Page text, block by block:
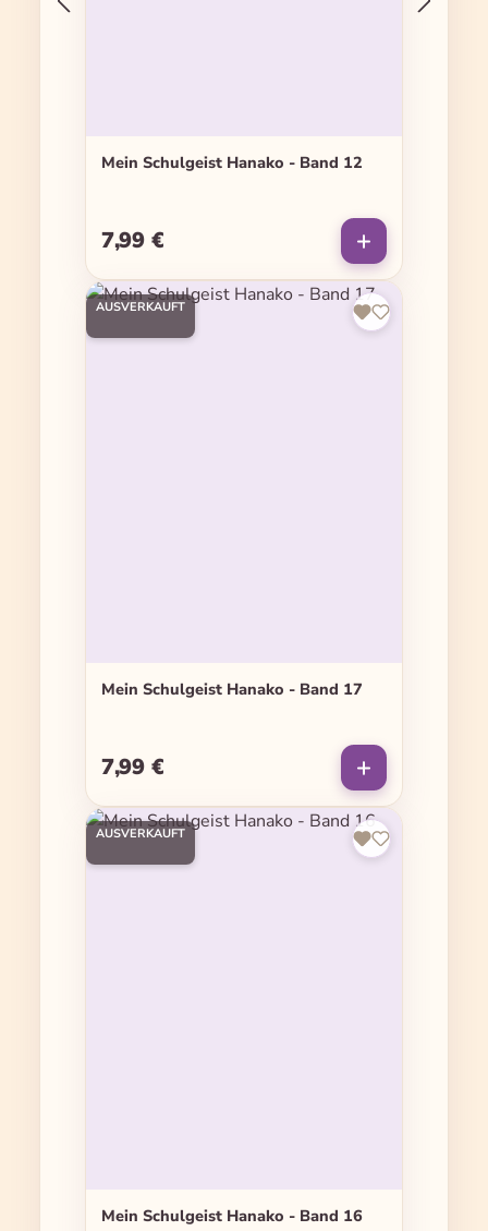
Mein Schulgeist Hanako - Band 12
Regulärer Preis:
7,99 €
AUSVERKAUFT
Mein Schulgeist Hanako - Band 17
Regulärer Preis:
7,99 €
AUSVERKAUFT
Mein Schulgeist Hanako - Band 16